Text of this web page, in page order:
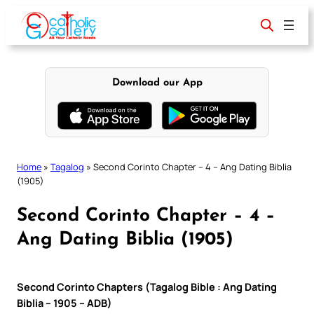
content
Download our App
Home » Tagalog » Second Corinto Chapter – 4 – Ang Dating Biblia
(1905)
Second Corinto Chapter – 4 –
Ang Dating Biblia (1905)
Second Corinto Chapters (Tagalog Bible : Ang Dating
Biblia – 1905 – ADB)